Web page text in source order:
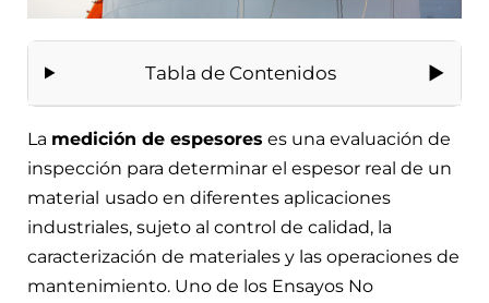
Tabla de Contenidos
La medición de espesores es una evaluación de
inspección para determinar el espesor real de un
material usado en diferentes aplicaciones
industriales, sujeto al control de calidad, la
caracterización de materiales y las operaciones de
mantenimiento. Uno de los Ensayos No